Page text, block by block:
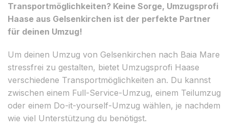
Transportmöglichkeiten? Keine Sorge, Umzugsprofi
Haase aus Gelsenkirchen ist der perfekte Partner
für deinen Umzug!
Um deinen Umzug von Gelsenkirchen nach Baia Mare
stressfrei zu gestalten, bietet Umzugsprofi Haase
verschiedene Transportmöglichkeiten an. Du kannst
zwischen einem Full-Service-Umzug, einem Teilumzug
oder einem Do-it-yourself-Umzug wählen, je nachdem
wie viel Unterstützung du benötigst.